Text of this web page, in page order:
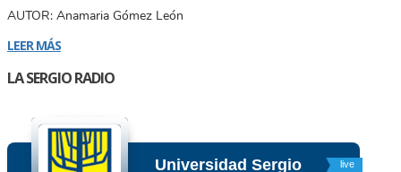
AUTOR: Anamaria Gómez León
LEER MÁS
LA SERGIO RADIO